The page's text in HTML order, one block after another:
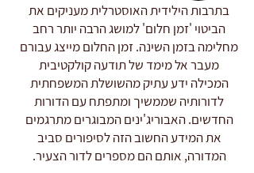
בתרבות הילידית האוסטרלית מעניקים את
הביטוי 'זמן חלום' למושג הרבה יותר רחב
מחלימה בזמן השינה. זמן החלום מייצג עבורם
מעבר אל מימד של תודעה קולקטיבית
המכילה ידע עתיק מהשושלת המשפחתית
לדורותיה שממשיך ומתפתח עם הדורות
החדשים. האבוריג'ינים המבוגרים מתרגמים
את המידע החשוב הזה לסיפורים סביב
המדורה, אותם הם מספרים לדור הצעיר.